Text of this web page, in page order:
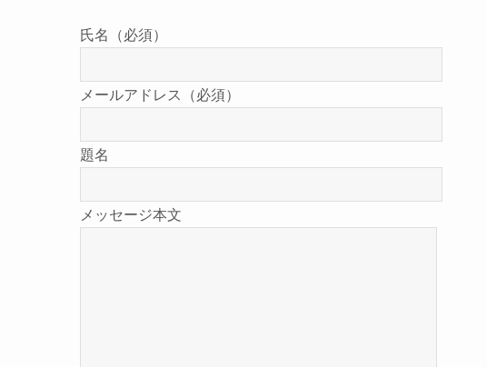
氏名（必須）
メールアドレス（必須）
題名
メッセージ本文